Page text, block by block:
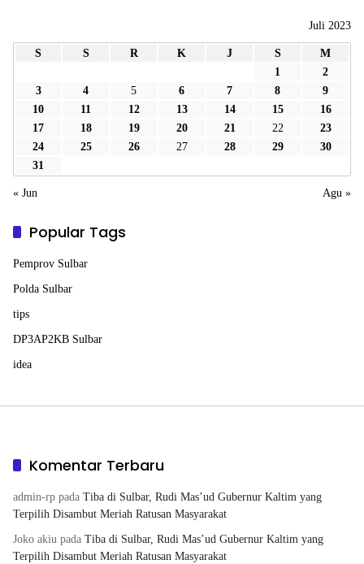
Juli 2023
S S R K J S
M
1
2
3
4 5 6 7 8
9
10
11 12 13 14 15
16
17
18 19 20 21 22
23
24
25 26 27 28 29
30
31
« Jun Agu »
Popular Tags
Pemprov Sulbar
Polda Sulbar
tips
DP3AP2KB Sulbar
idea
Komentar Terbaru
admin-rp pada Tiba di Sulbar, Rudi Mas’ud Gubernur Kaltim yang
Terpilih Disambut Meriah Ratusan Masyarakat
Joko akiu pada Tiba di Sulbar, Rudi Mas’ud Gubernur Kaltim yang
Terpilih Disambut Meriah Ratusan Masyarakat